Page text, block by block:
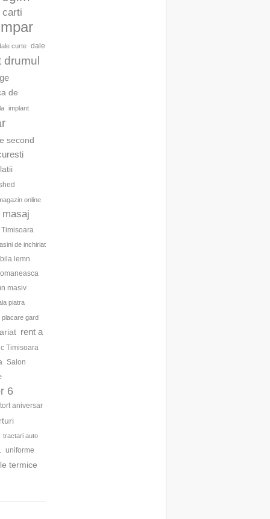
carti
curte dale
drumul
de
implant
second
online
masaj
de inchiriat
lemn
masiv
piatra
placare gard
rent a
Timisoara
Salon
6
tort aniversar
tractari auto
uniforme
termice